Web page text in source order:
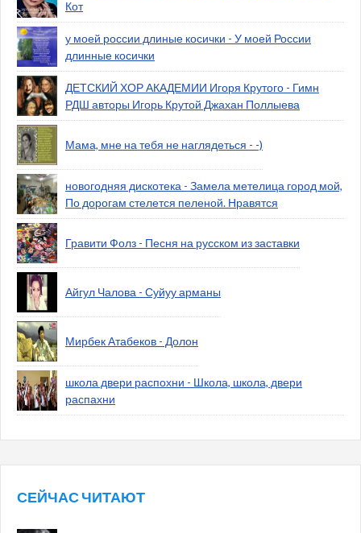
Кот
у моей россии длиные косички - У моей России
длинные косички
ДЕТСКИЙ ХОР АКАДЕМИИ Игоря Крутого - Гимн
РДШ авторы Игорь Крутой Джахан Поллыева
Мама, мне на тебя не наглядеться - -)
новогодняя дискотека - Замела метелица город мой,
По дорогам стелется пеленой. Нравятся
Гравити Фолз - Песня на русском из заставки
Айгул Чалова - Суйуу арманы
Мирбек Атабеков - Долон
школа двери распохни - Школа, школа, двери
распахни
СЕЙЧАС ЧИТАЮТ